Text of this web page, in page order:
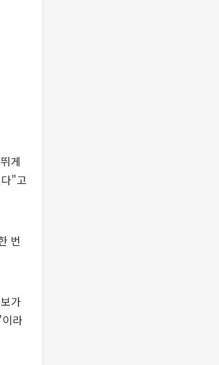
게
"고
번
가
라